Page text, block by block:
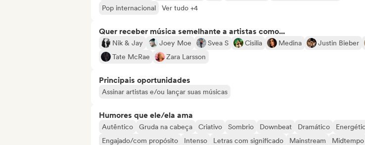
Pop internacional
Ver tudo +4
Quer receber música semelhante a artistas como...
Nik & Jay Joey Moe Svea S Cisilia Medina Justin Bieber
Tate McRae
Zara Larsson
Principais oportunidades
Assinar artistas e/ou lançar suas músicas
Humores que ele/ela ama
Autêntico Gruda na cabeça Criativo Sombrio Downbeat Dramático
Engajado/com propósito
Intenso Letras com significado Mainstream Midtempo